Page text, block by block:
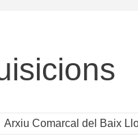
Arxiu Comarcal del Baix